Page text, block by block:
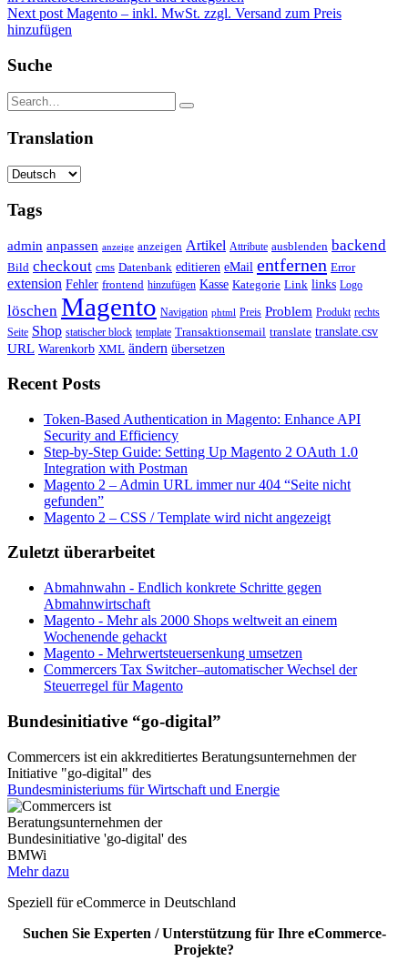
Next post Magento – inkl. MwSt. zzgl. Versand zum Preis
hinzufügen
Suche
Translation
Tags
admin anpassen anzeige anzeigen Artikel Attribute ausblenden backend
Bild checkout cms Datenbank editieren eMail entfernen Error
extension Fehler frontend hinzufügen Kasse Kategorie Link links Logo
löschen Magento Navigation phtml Preis Problem Produkt rechts
Seite Shop statischer block template Transaktionsemail translate translate.csv
URL Warenkorb XML ändern übersetzen
Recent Posts
Token-Based Authentication in Magento: Enhance API
Security and Efficiency
Step-by-Step Guide: Setting Up Magento 2 OAuth 1.0
Integration with Postman
Magento 2 – Admin URL immer nur 404 “Seite nicht
gefunden”
Magento 2 – CSS / Template wird nicht angezeigt
Zuletzt überarbeitet
Abmahnwahn - Endlich konkrete Schritte gegen
Abmahnwirtschaft
Magento - Mehr als 2000 Shops weltweit an einem
Wochenende gehackt
Magento - Mehrwertsteuersenkung umsetzen
Commercers Tax Switcher–automatischer Wechsel der
Steuerregel für Magento
Bundesinitiative “go-digital”
Commercers ist ein akkreditiertes Beratungsunternehmen der
Initiative "go-digital" des
Bundesministeriums für Wirtschaft und Energie
Mehr dazu
Speziell für eCommerce in Deutschland
Suchen Sie Experten / Unterstützung für Ihre eCommerce-
Projekte?